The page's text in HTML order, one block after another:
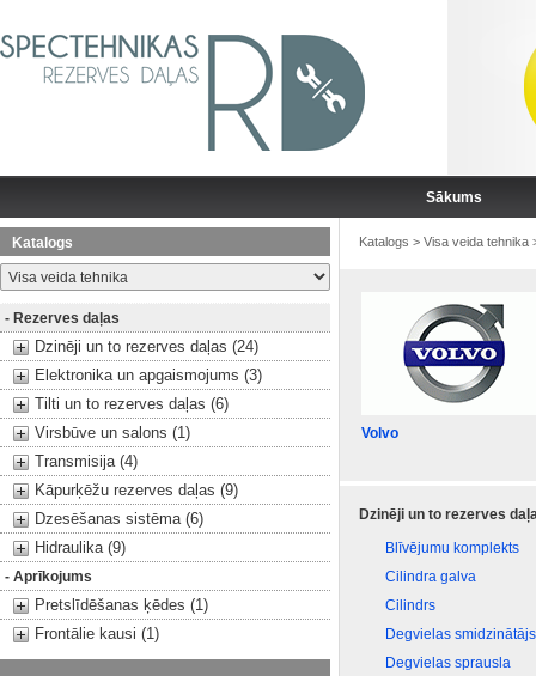
Sākums
Katalogs
- Rezerves daļas
Dzinēji un to rezerves daļas (24)
Elektronika un apgaismojums (3)
Tilti un to rezerves daļas (6)
Virsbūve un salons (1)
Transmisija (4)
Kāpurķēžu rezerves daļas (9)
Dzesēšanas sistēma (6)
Hidraulika (9)
- Aprīkojums
Pretslīdēšanas ķēdes (1)
Frontālie kausi (1)
Katalogs > Visa veida tehnika
Volvo
Dzinēji un to rezerves
Blīvējumu komplekts
Cilindra galva
Cilindrs
Degvielas smidzinātājs
Degvielas sprausla